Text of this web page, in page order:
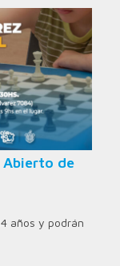
Abierto de
años y podrán